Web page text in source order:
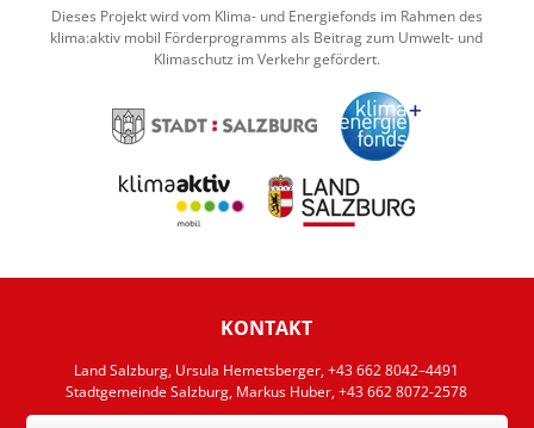
Dieses Projekt wird vom Klima- und Energiefonds im Rahmen des
klima:aktiv mobil Förderprogramms als Beitrag zum Umwelt- und
Klimaschutz im Verkehr gefördert.
KONTAKT
Land Salzburg, Ursula Hemetsberger, +43 662 8042–4491
Stadtgemeinde Salzburg, Markus Huber, +43 662 8072-2578